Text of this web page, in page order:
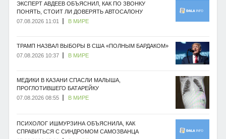
ЭКСПЕРТ АВДЕЕВ ОБЪЯСНИЛ, КАК ПО ЗВОНКУ
ПОНЯТЬ, СТОИТ ЛИ ДОВЕРЯТЬ АВТОСАЛОНУ
07.08.2026 11:01
В МИРЕ
ТРАМП НАЗВАЛ ВЫБОРЫ В США «ПОЛНЫМ БАРДАКОМ»
07.08.2026 10:37
В МИРЕ
МЕДИКИ В КАЗАНИ СПАСЛИ МАЛЫША,
ПРОГЛОТИВШЕГО БАТАРЕЙКУ
07.08.2026 08:55
В МИРЕ
ПСИХОЛОГ ИШМУРЗИНА ОБЪЯСНИЛА, КАК
СПРАВИТЬСЯ С СИНДРОМОМ САМОЗВАНЦА